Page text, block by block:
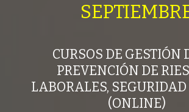
CURSOS DE GESTIÓN
PREVENCIÓN DE
LABORALES,
(ONLINE)